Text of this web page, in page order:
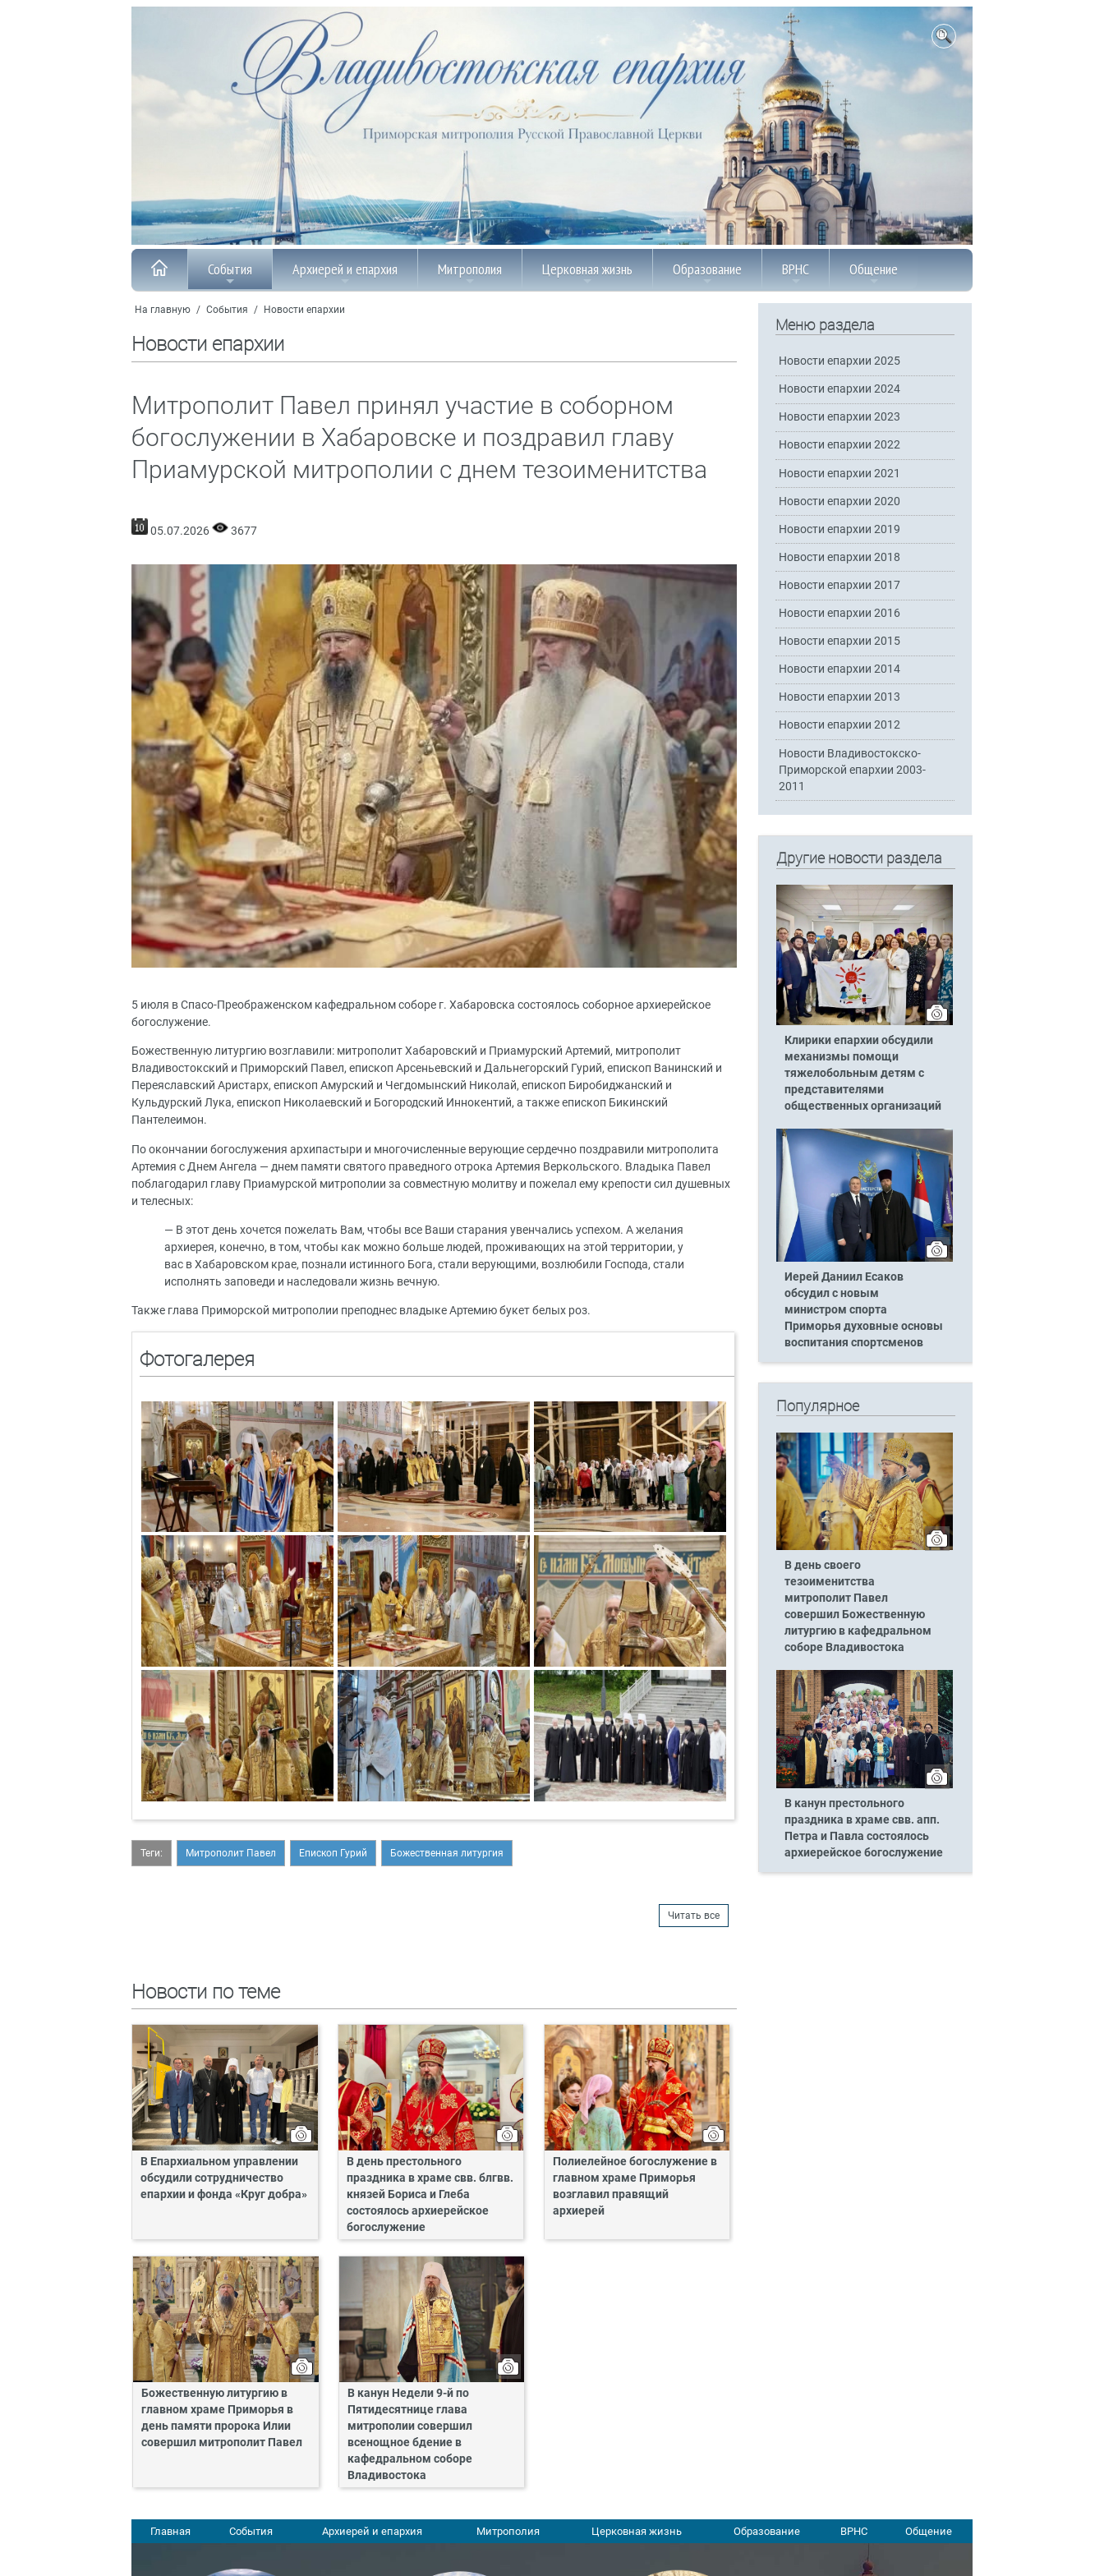
События Архиерей и епархия Митрополия Церковная жизнь Образование ВРНС Общение
На главную / События / Новости епархии
Новости епархии
Митрополит Павел принял участие в соборном
богослужении в Хабаровске и поздравил главу
Приамурской митрополии с днем тезоименитства
05.07.2026 3677
5 июля в Спасо-Преображенском кафедральном соборе г. Хабаровска состоялось соборное архиерейское
богослужение.
Божественную литургию возглавили: митрополит Хабаровский и Приамурский Артемий, митрополит
Владивостокский и Приморский Павел, епископ Арсеньевский и Дальнегорский Гурий, епископ Ванинский и
Переяславский Аристарх, епископ Амурский и Чегдомынский Николай, епископ Биробиджанский и
Кульдурский Лука, епископ Николаевский и Богородский Иннокентий, а также епископ Бикинский
Пантелеимон.
По окончании богослужения архипастыри и многочисленные верующие сердечно поздравили митрополита
Артемия с Днем Ангела — днем памяти святого праведного отрока Артемия Веркольского. Владыка Павел
поблагодарил главу Приамурской митрополии за совместную молитву и пожелал ему крепости сил душевных
и телесных:
— В этот день хочется пожелать Вам, чтобы все Ваши старания увенчались успехом. А желания
архиерея, конечно, в том, чтобы как можно больше людей, проживающих на этой территории, у
вас в Хабаровском крае, познали истинного Бога, стали верующими, возлюбили Господа, стали
исполнять заповеди и наследовали жизнь вечную.
Также глава Приморской митрополии преподнес владыке Артемию букет белых роз.
Фотогалерея
Теги: Митрополит Павел Епископ Гурий Божественная литургия
Читать все
Новости по теме
В Епархиальном управлении
обсудили сотрудничество
епархии и фонда «Круг добра»
В день престольного
праздника в храме свв. блгвв.
князей Бориса и Глеба
состоялось архиерейское
богослужение
Полиелейное богослужение в
главном храме Приморья
возглавил правящий
архиерей
Божественную литургию в
главном храме Приморья в
день памяти пророка Илии
совершил митрополит Павел
В канун Недели 9-й по
Пятидесятнице глава
митрополии совершил
всенощное бдение в
кафедральном соборе
Владивостока
Меню раздела
Новости епархии 2025
Новости епархии 2024
Новости епархии 2023
Новости епархии 2022
Новости епархии 2021
Новости епархии 2020
Новости епархии 2019
Новости епархии 2018
Новости епархии 2017
Новости епархии 2016
Новости епархии 2015
Новости епархии 2014
Новости епархии 2013
Новости епархии 2012
Новости Владивостокско-
Приморской епархии 2003-
2011
Другие новости раздела
Клирики епархии обсудили
механизмы помощи
тяжелобольным детям с
представителями
общественных организаций
Иерей Даниил Есаков
обсудил с новым
министром спорта
Приморья духовные основы
воспитания спортсменов
Популярное
В день своего
тезоименитства
митрополит Павел
совершил Божественную
литургию в кафедральном
соборе Владивостока
В канун престольного
праздника в храме свв. апп.
Петра и Павла состоялось
архиерейское богослужение
Главная События Архиерей и епархия Митрополия Церковная жизнь Образование ВРНС Общение